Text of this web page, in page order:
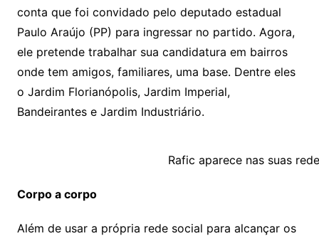
conta que foi convidado pelo deputado estadual
Paulo Araújo (PP) para ingressar no partido. Agora,
ele pretende trabalhar sua candidatura em bairros
onde tem amigos, familiares, uma base. Dentre eles
o Jardim Florianópolis, Jardim Imperial,
Bandeirantes e Jardim Industriário.
Rafic aparece nas suas
Corpo a corpo
Além de usar a própria rede social para alcançar os